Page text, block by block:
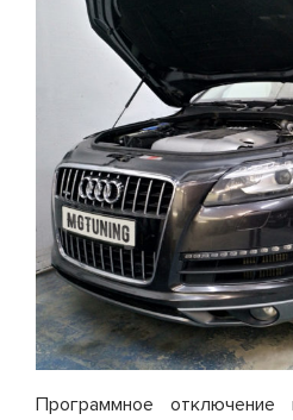
Программное отключение